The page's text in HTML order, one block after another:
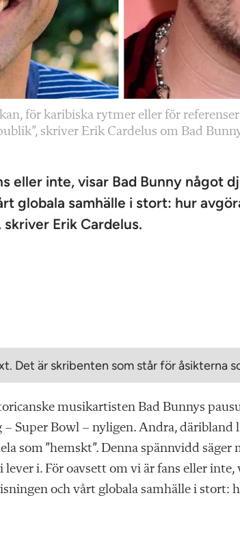
för karibiska rytmer eller för
skriver Erik Cardelus om Bad
eller inte, visar Bad Bunny något
globala samhälle i stort: hur
Erik Cardelus.
Det är skribenten som står för åsikterna
musikartisten Bad Bunnys
Super Bowl – nyligen. Andra, däribland
som ”hemskt”. Denna spännvidd
i. För oavsett om vi är fans eller
och vårt globala samhälle i stort: